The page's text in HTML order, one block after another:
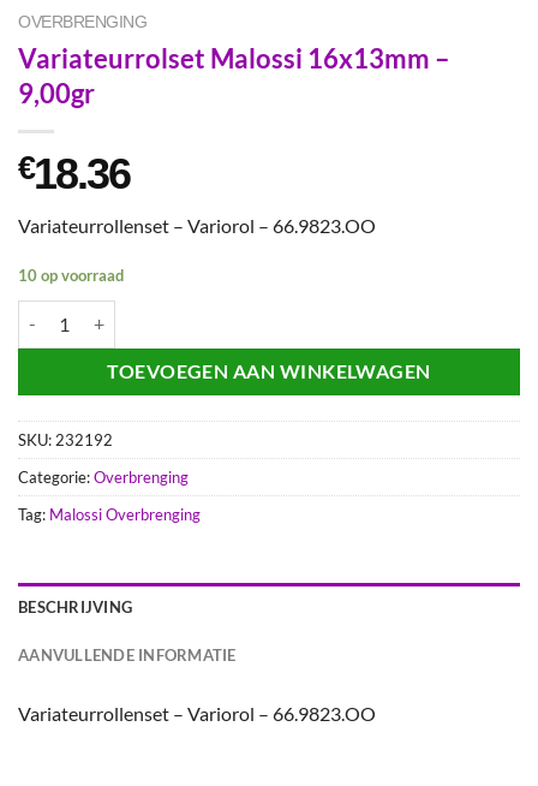
OVERBRENGING
Variateurrolset Malossi 16x13mm –
9,00gr
€18.36
Variateurrollenset – Variorol – 66.9823.OO
10 op voorraad
TOEVOEGEN AAN WINKELWAGEN
SKU: 232192
Categorie:Overbrenging
Tag: Malossi Overbrenging
BESCHRIJVING
AANVULLENDE INFORMATIE
Variateurrollenset – Variorol – 66.9823.OO